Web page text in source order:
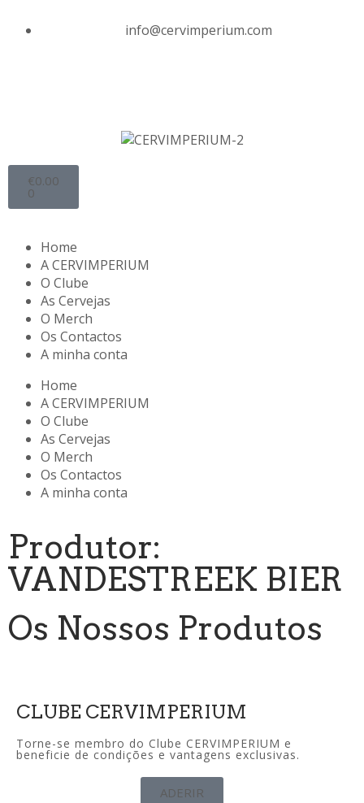
info@cervimperium.com
€0.00
0
Home
A CERVIMPERIUM
O Clube
As Cervejas
O Merch
Os Contactos
A minha conta
Home
A CERVIMPERIUM
O Clube
As Cervejas
O Merch
Os Contactos
A minha conta
Produtor:
VANDESTREEK BIER
Os Nossos Produtos
CLUBE CERVIMPERIUM
Torne-se membro do Clube CERVIMPERIUM e
beneficie de condições e vantagens exclusivas.
ADERIR